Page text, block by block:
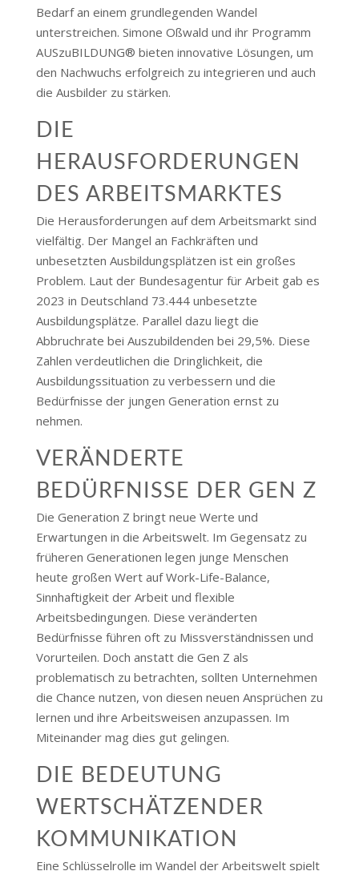
Bedarf an einem grundlegenden Wandel
unterstreichen. Simone Oßwald und ihr Programm
AUSzuBILDUNG® bieten innovative Lösungen, um
den Nachwuchs erfolgreich zu integrieren und auch
die Ausbilder zu stärken.
DIE
HERAUSFORDERUNGEN
DES ARBEITSMARKTES
Die Herausforderungen auf dem Arbeitsmarkt sind
vielfältig. Der Mangel an Fachkräften und
unbesetzten Ausbildungsplätzen ist ein großes
Problem. Laut der Bundesagentur für Arbeit gab es
2023 in Deutschland 73.444 unbesetzte
Ausbildungsplätze. Parallel dazu liegt die
Abbruchrate bei Auszubildenden bei 29,5%​​. Diese
Zahlen verdeutlichen die Dringlichkeit, die
Ausbildungssituation zu verbessern und die
Bedürfnisse der jungen Generation ernst zu
nehmen.
VERÄNDERTE
BEDÜRFNISSE DER GEN Z
Die Generation Z bringt neue Werte und
Erwartungen in die Arbeitswelt. Im Gegensatz zu
früheren Generationen legen junge Menschen
heute großen Wert auf Work-Life-Balance,
Sinnhaftigkeit der Arbeit und flexible
Arbeitsbedingungen. Diese veränderten
Bedürfnisse führen oft zu Missverständnissen und
Vorurteilen. Doch anstatt die Gen Z als
problematisch zu betrachten, sollten Unternehmen
die Chance nutzen, von diesen neuen Ansprüchen zu
lernen und ihre Arbeitsweisen anzupassen​​. Im
Miteinander mag dies gut gelingen.
DIE BEDEUTUNG
WERTSCHÄTZENDER
KOMMUNIKATION
Eine Schlüsselrolle im Wandel der Arbeitswelt spielt